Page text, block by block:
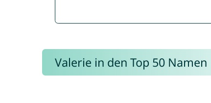
Valerie in den Top 50 Namen